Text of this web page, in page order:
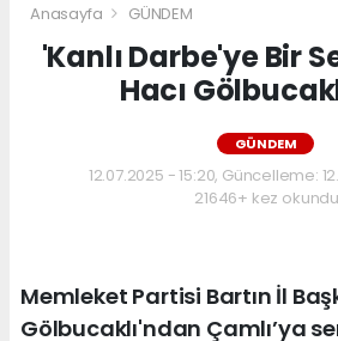
Anasayfa GÜNDEM
'Kanlı Darbe'ye Bir
Hacı
GÜNDEM
12.07.2025 - 15:20, Güncelleme:
21646+ kez
Memleket Partisi Bartın İl
Gölbucaklı'ndan Çamlı’ya